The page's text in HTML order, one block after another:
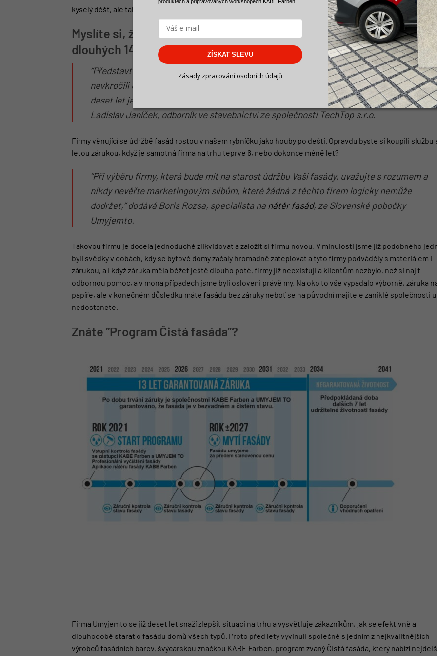
kyselý déšť, ale také prach a smog.
Myslíte si, že za těchto podmínek vydrží fasáda v perfektním stavu
dlouhých 14 let?
“Představte si, jak se staráte o svůj automobil. Pokud byste si koupili auto a 14 let byste
nevkročili do autoservisu, do myčky ani nevyměnili olej, jen těžko by takové auto za
deset let ještě existovalo. A úplně stejné je to také s fasádou domu,” přirovnává
Ladislav Janíček, odborník ve stavebnictví ze společnosti TechTop s.r.o.
Firmy věnující se údržbě fasád rostou v našem rybníčku jako houby po dešti. Opravdu byste si koupili službu
letou zárukou, když je samotná firma na trhu teprve 6, nebo dokonce méně let?
“Při výběru firmy, která bude mít na starost údržbu Vaší fasády, uvažujte s rozumem a
nikdy nevěřte marketingovým slibům, které žádná z těchto firem logicky nemůže
dodržet,” dodává Boris Rozsa, specialista na nátěr fasád, ze Slovenské pobočky
Umyjemto.
Takovou firmu je docela jednoduché zlikvidovat a založit si firmu novou. V minulosti jsme již podobného
byli svědky v dobách, kdy se bytové domy začaly hromadně zateplovat a tyto firmy podváděly s materiálem i
zárukou, a i když záruka měla běžet ještě dlouho poté, firmy již neexistuji a klientům nezbylo, než si najít
odbornou pomoc, a v mona případech jsme byli osloveni právě my. Na oko to vše vypadalo výborně, záruka
papíře, ale v konečném důsledku máte fasádu bez záruky neboť se na původní majitele zaniklé společnosti
nedostanete.
Znáte “Program Čistá fasáda”?
Firma Umyjemto se již deset let snaží zlepšit situaci na trhu a vysvětluje zákazníkům, jak se efektivně a
dlouhodobě starat o fasádu domů všech typů. Proto před lety vyvinuli společně s jedním z nejkvalitnějších
výrobců fasádních barev, švýcarskou značkou KABE Farben, program zvaný Čistá fasáda, který nabízí
produktech a připravovaných workshopech KABE Farben.
ZÍSKAT SLEVU
Zásady zpracování osobních údajů